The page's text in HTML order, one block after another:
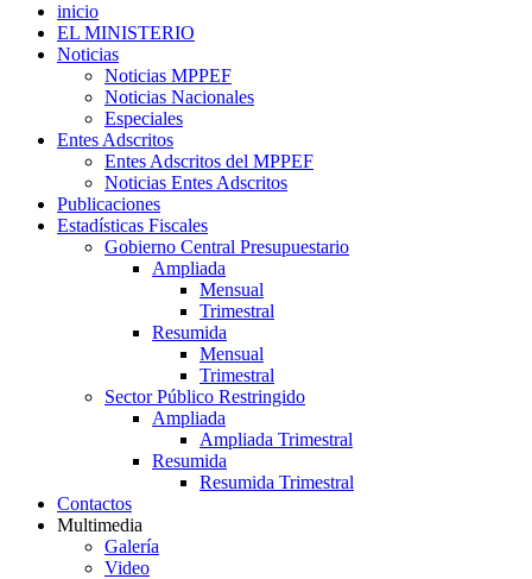
inicio
EL MINISTERIO
Noticias
Noticias MPPEF
Noticias Nacionales
Especiales
Entes Adscritos
Entes Adscritos del MPPEF
Noticias Entes Adscritos
Publicaciones
Estadísticas Fiscales
Gobierno Central Presupuestario
Ampliada
Mensual
Trimestral
Resumida
Mensual
Trimestral
Sector Público Restringido
Ampliada
Ampliada Trimestral
Resumida
Resumida Trimestral
Contactos
Multimedia
Galería
Video